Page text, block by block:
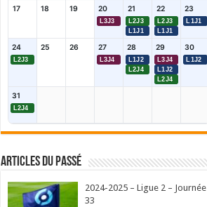
17 18 19 20
L3J3
21
L2J3
L1J1
22
L2J3
L1J1
23
L1J1
24
L2J3
25 26 27
L3J4
28
L1J2
L2J4
29
L3J4
L1J2
L2J4
30
L1J2
31
L2J4
Articles du passé
2024-2025 – Ligue 2 – Journée
33